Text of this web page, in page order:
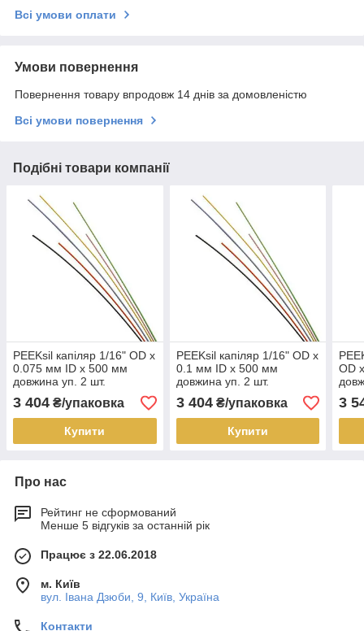
Всі умови оплати
Умови повернення
Повернення товару впродовж 14 днів за домовленістю
Всі умови повернення
Подібні товари компанії
PEEKsil капіляр 1/16" OD x
0.075 мм ID x 500 мм
довжина уп. 2 шт.
3 404 ₴/упаковка
Купити
PEEKsil капіляр 1/16" OD x
0.1 мм ID x 500 мм
довжина уп. 2 шт.
3 404₴/упаковка
Купити
OD
3
Про нас
Рейтинг не сформований
Менше 5 відгуків за останній рік
Працює з 22.06.2018
м. Київ
вул. Івана Дзюби, 9, Київ, Україна
Контакти